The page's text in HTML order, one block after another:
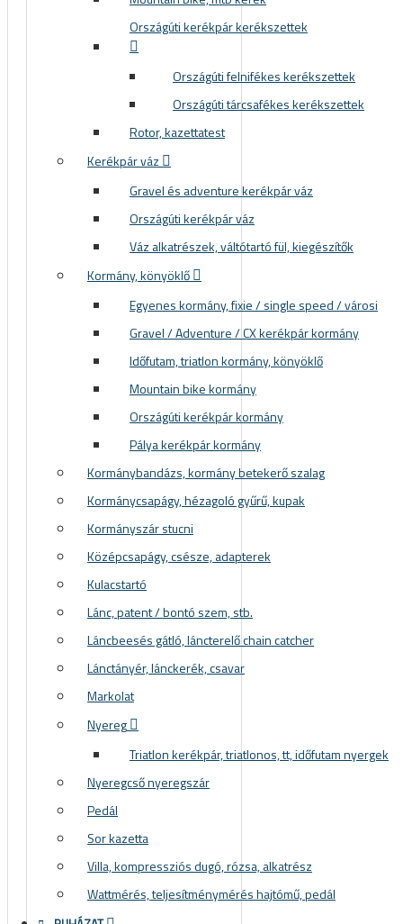
Országúti kerékpár kerékszettek
Országúti felnifékes kerékszettek
Országúti tárcsafékes kerékszettek
Rotor, kazettatest
Kerékpár váz
Gravel és adventure kerékpár váz
Országúti kerékpár váz
Váz alkatrészek, váltótartó fül, kiegészítők
Kormány, könyöklő
Egyenes kormány, fixie / single speed / városi
Gravel / Adventure / CX kerékpár kormány
Időfutam, triatlon kormány, könyöklő
Mountain bike kormány
Országúti kerékpár kormány
Pálya kerékpár kormány
Kormánybandázs, kormány betekerő szalag
Kormánycsapágy, hézagoló gyűrű, kupak
Kormányszár stucni
Középcsapágy, csésze, adapterek
Kulacstartó
Lánc, patent / bontó szem, stb.
Láncbeesés gátló, láncterelő chain catcher
Lánctányér, lánckerék, csavar
Markolat
Nyereg
Triatlon kerékpár, triatlonos, tt, időfutam nyergek
Nyeregcső nyeregszár
Pedál
Sor kazetta
Villa, kompressziós dugó, rózsa, alkatrész
Wattmérés, teljesítménymérés hajtómű, pedál